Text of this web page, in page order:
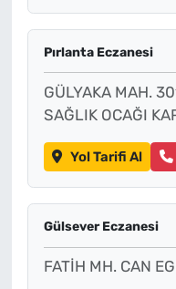
Pırlanta Eczanesi
GÜLYAKA MAH.
SAĞLIK OCAĞI
Yol Tarifi Al
Gülsever Eczanesi
FATİH MH. CAN